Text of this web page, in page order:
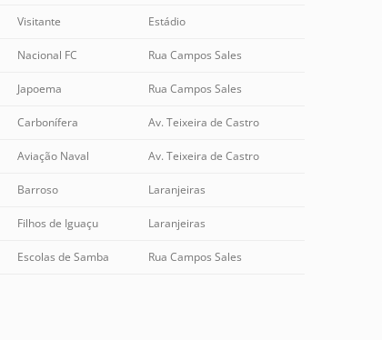
Visitante Estádio
Nacional FC Rua Campos Sales
Japoema Rua Campos Sales
Carbonífera Av. Teixeira de Castro
Aviação Naval Av. Teixeira de Castro
Barroso Laranjeiras
Filhos de Iguaçu Laranjeiras
Escolas de Samba Rua Campos Sales